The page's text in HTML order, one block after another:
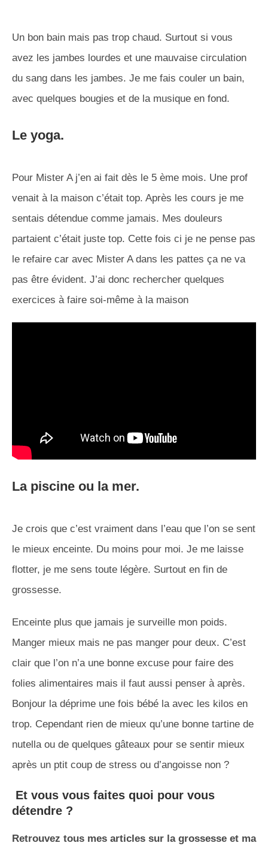
Un bon bain mais pas trop chaud. Surtout si vous
avez les jambes lourdes et une mauvaise circulation
du sang dans les jambes. Je me fais couler un bain,
avec quelques bougies et de la musique en fond.
Le yoga.
Pour Mister A j’en ai fait dès le 5 ème mois. Une prof
venait à la maison c’était top. Après les cours je me
sentais détendue comme jamais. Mes douleurs
partaient c’était juste top. Cette fois ci je ne pense pas
le refaire car avec Mister A dans les pattes ça ne va
pas être évident. J’ai donc rechercher quelques
exercices à faire soi-même à la maison
La piscine ou la mer.
Je crois que c’est vraiment dans l’eau que l’on se sent
le mieux enceinte. Du moins pour moi. Je me laisse
flotter, je me sens toute légère. Surtout en fin de
grossesse.
Enceinte plus que jamais je surveille mon poids.
Manger mieux mais ne pas manger pour deux. C’est
clair que l’on n’a une bonne excuse pour faire des
folies alimentaires mais il faut aussi penser à après.
Bonjour la déprime une fois bébé la avec les kilos en
trop. Cependant rien de mieux qu’une bonne tartine de
nutella ou de quelques gâteaux pour se sentir mieux
après un ptit coup de stress ou d’angoisse non ?
Et vous vous faites quoi pour vous
détendre ?
Retrouvez tous mes articles sur la grossesse et ma